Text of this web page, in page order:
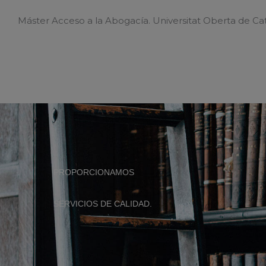
Máster Acceso a la Abogacía. Universitat Oberta de
PROPORCIONAMOS
SERVICIOS DE CALIDAD.